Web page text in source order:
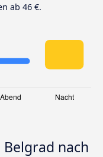
ab 46 €.
nach